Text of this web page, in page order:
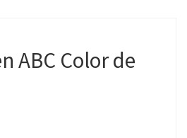
ABC Color de